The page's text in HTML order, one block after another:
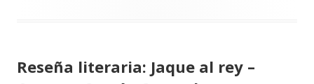
Reseña literaria: Jaque al rey –